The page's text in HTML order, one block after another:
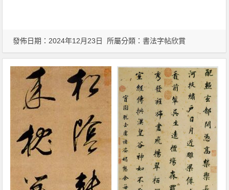
發佈日期：2024年12月23日 所屬分類：書法字帖欣賞